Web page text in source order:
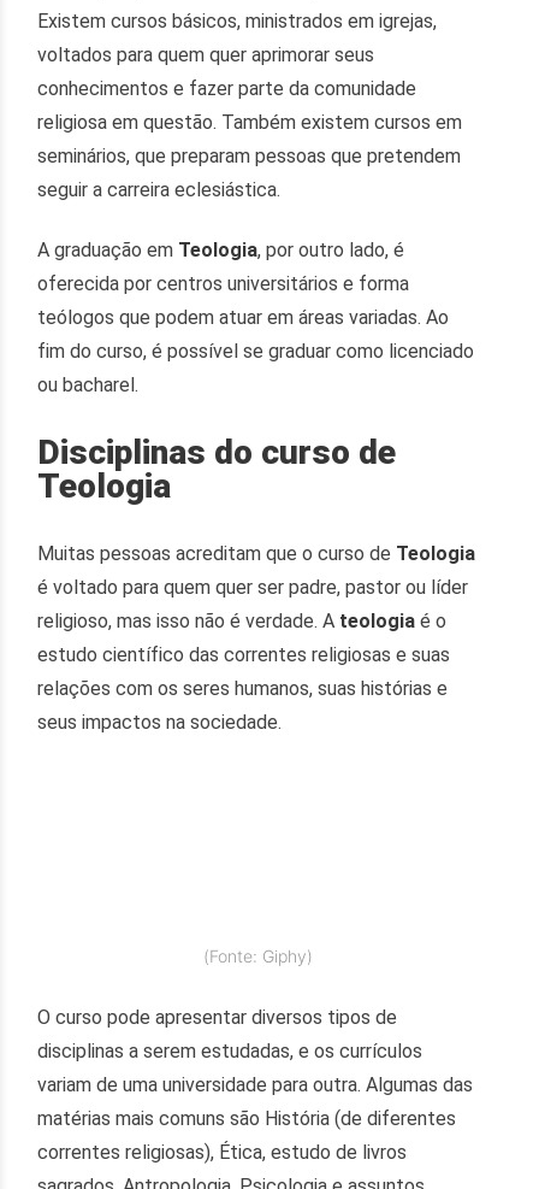
Existem cursos básicos, ministrados em igrejas,
voltados para quem quer aprimorar seus
conhecimentos e fazer parte da comunidade
religiosa em questão. Também existem cursos em
seminários, que preparam pessoas que pretendem
seguir a carreira eclesiástica.
A graduação em Teologia, por outro lado, é
oferecida por centros universitários e forma
teólogos que podem atuar em áreas variadas. Ao
fim do curso, é possível se graduar como licenciado
ou bacharel.
Disciplinas do curso de
Teologia
Muitas pessoas acreditam que o curso de Teologia
é voltado para quem quer ser padre, pastor ou líder
religioso, mas isso não é verdade. A teologia é o
estudo científico das correntes religiosas e suas
relações com os seres humanos, suas histórias e
seus impactos na sociedade.
(Fonte: Giphy)
O curso pode apresentar diversos tipos de
disciplinas a serem estudadas, e os currículos
variam de uma universidade para outra. Algumas das
matérias mais comuns são História (de diferentes
correntes religiosas), Ética, estudo de livros